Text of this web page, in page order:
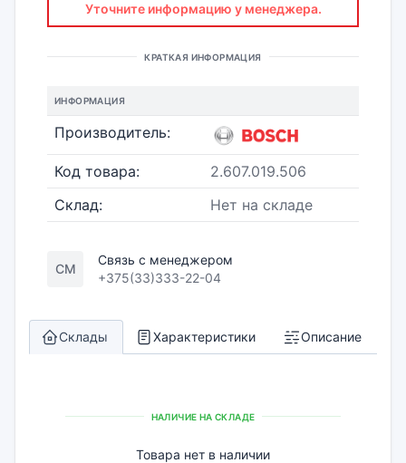
Уточните информацию у менеджера.
КРАТКАЯ ИНФОРМАЦИЯ
ИНФОРМАЦИЯ
Производитель:
Код товара:
2.607.019.506
Склад:
Нет на складе
СМ
Связь с менеджером
+375(33)333-22-04
Склады Характеристики Описание
НАЛИЧИЕ НА СКЛАДЕ
Товара нет в наличии